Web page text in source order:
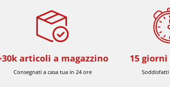
articoli a magazzino
Consegnati a casa tua in 24 ore
15